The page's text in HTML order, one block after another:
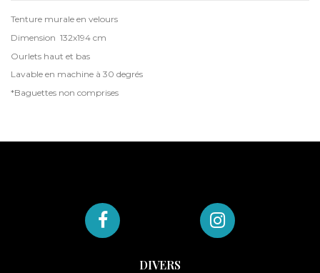
Tenture murale en velours
Dimension 132x194 cm
Ourlets haut et bas
Lavable en machine à 30 degrés
*Baguettes non comprises
DIVERS